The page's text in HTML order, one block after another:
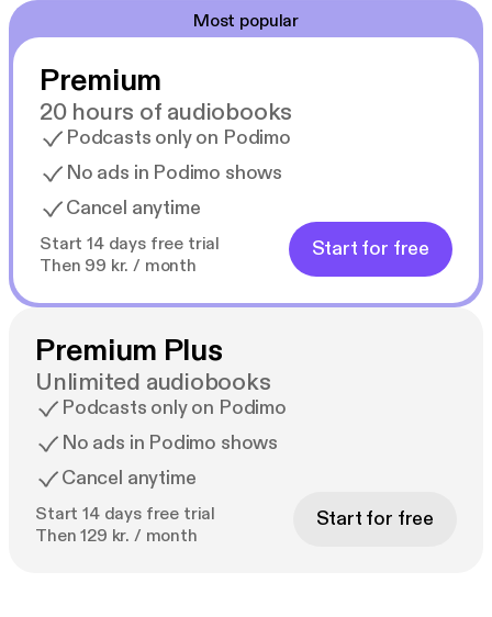
het vinden van je eigen familie.
Most popular
Premium
20 hours of audiobooks
Podcasts only on Podimo
No ads in Podimo shows
Cancel anytime
Start 14 days free trial
Then 99 kr. / month
Start for free
Premium Plus
Unlimited audiobooks
Podcasts only on Podimo
No ads in Podimo shows
Cancel anytime
Start 14 days free trial
Then 129 kr. / month
Start for free